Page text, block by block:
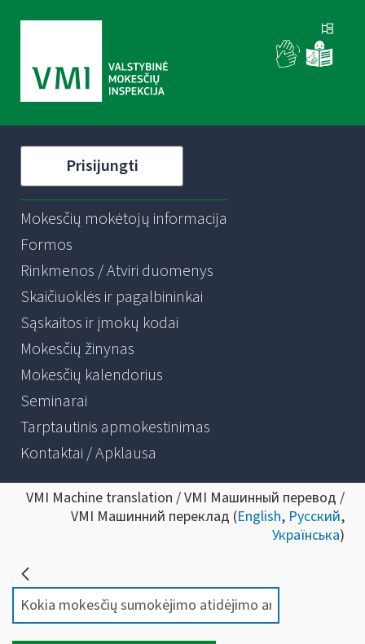
Prisijungti
Mokesčių mokėtojų informacija
Formos
Rinkmenos / Atviri duomenys
Skaičiuoklės ir pagalbininkai
Sąskaitos ir įmokų kodai
Mokesčių žinynas
Mokesčių kalendorius
Seminarai
Tarptautinis apmokestinimas
Kontaktai / Apklausa
VMI Machine translation / VMI Машинный перевод /
VMI Машинний переклад (English, Русский,
Українська)